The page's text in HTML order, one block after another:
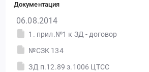
Документация
06.08.2014
1. прил.№1 к ЗД - договор
№СЗК 134
ЗД п.12.89 з.1006 ЦТСС